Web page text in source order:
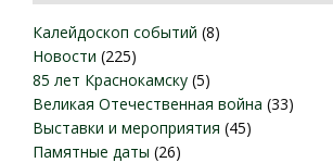
Калейдоскоп событий (8)
Новости (225)
85 лет Краснокамску (5)
Великая Отечественная война (33)
Выставки и мероприятия (45)
Памятные даты (26)